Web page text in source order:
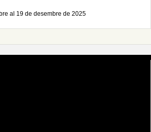
al 19 de desembre de 2025